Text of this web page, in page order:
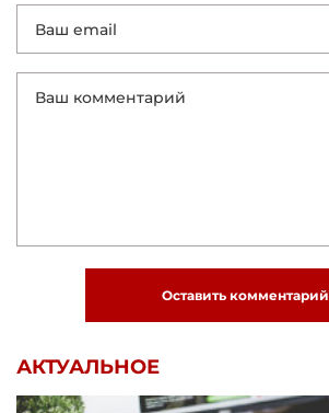
Оставить комментарий
АКТУАЛЬНОЕ